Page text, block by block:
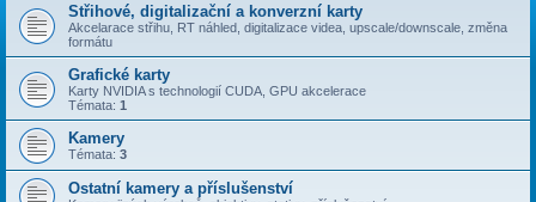
Střihové, digitalizační a konverzní karty
Akcelarace střihu, RT náhled, digitalizace videa, upscale/downscale, změna
formátu
Grafické karty
Karty NVIDIA s technologií CUDA, GPU akcelerace
Témata: 1
Kamery
Témata: 3
Ostatní kamery a příslušenství